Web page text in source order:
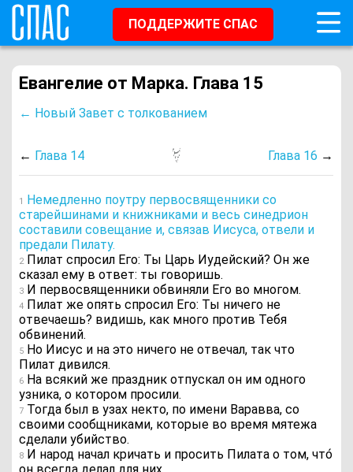
ПОДДЕРЖИТЕ СПАС
Евангелие от Марка. Глава 15
← Новый Завет с толкованием
← Глава 14 Глава 16 →
1 Немедленно поутру первосвященники со
старейшинами и книжниками и весь синедрион
составили совещание и, связав Иисуса, отвели и
предали Пилату.
2Пилат спросил Его: Ты Царь Иудейский? Он же
сказал ему в ответ: ты говоришь.
3 И первосвященники обвиняли Его во многом.
4 Пилат же опять спросил Его: Ты ничего не
отвечаешь? видишь, как много против Тебя
обвинений.
5 Но Иисус и на это ничего не отвечал, так что
Пилат дивился.
6 На всякий же праздник отпускал он им одного
узника, о котором просили.
7 Тогда был в узах некто, по имени Варавва, со
своими сообщниками, которые во время мятежа
сделали убийство.
8 И народ начал кричать и просить Пилата о том, что́